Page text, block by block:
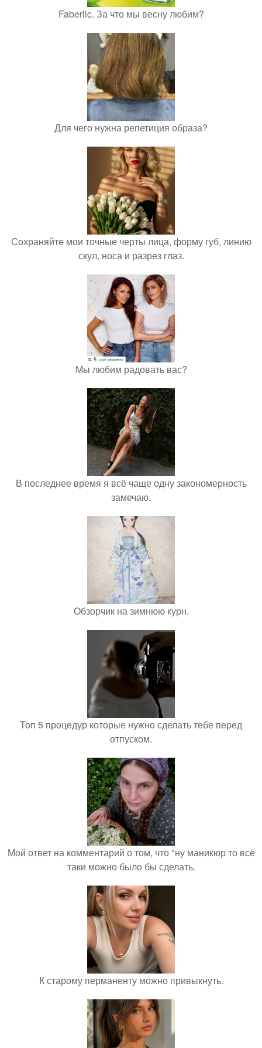
Faberlic. За что мы весну любим?
Для чего нужна репетиция образа?
Сохраняйте мои точные черты лица, форму губ, линию
скул, носа и разрез глаз.
Мы любим радовать вас?
В последнее время я всё чаще одну закономерность
замечаю.
Обзорчик на зимнюю курн.
Топ 5 процедур которые нужно сделать тебе перед
отпуском.
Мой ответ на комментарий о том, что "ну маникюр то всё
таки можно было бы сделать.
К старому перманенту можно привыкнуть.